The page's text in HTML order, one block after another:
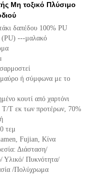
Μη τοξικό Πλύσιμο
δαπέδου 100% PU
(PU) ---μαλακό
ή σύμφωνα με το
κουτί από χαρτόνι
T εκ των προτέρων, 70%
τεμ
Fujian, Κίνα
Διάσταση/
Πυκνότητα/
/Πολύχρωμα